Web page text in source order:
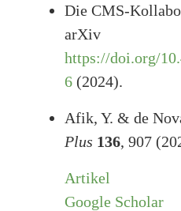
Die CMS-
arXiv
https://doi.org/
6 (2024).
Afik, Y. & de
Plus 136, 907
Artikel
Google Scholar